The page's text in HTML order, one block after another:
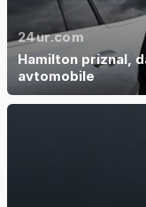
24ur.com
Hamilton priznal,
avtomobile